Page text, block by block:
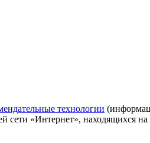
технологии
сети «Интернет», находящихся